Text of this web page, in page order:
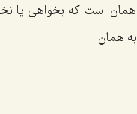
همان است که بخواهی یا
به همان‌